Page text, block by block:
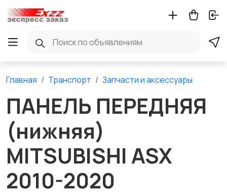
Главная Транспорт Запчасти и аксессуары
ПАНЕЛЬ ПЕРЕДНЯЯ
(нижняя)
MITSUBISHI ASX
2010-2020